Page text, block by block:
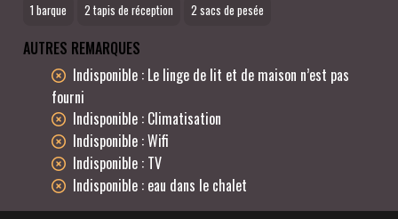
1 barque 2 tapis de réception 2 sacs de pesée
AUTRES REMARQUES
Indisponible : Le linge de lit et de maison n’est pas
fourni
Indisponible : Climatisation
Indisponible : Wifi
Indisponible : TV
Indisponible : eau dans le chalet